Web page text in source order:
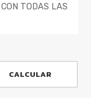
TODAS LAS
CALCULAR